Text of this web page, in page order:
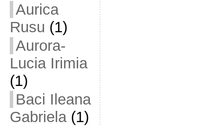
Aurica
Rusu (1)
Aurora-
Lucia Irimia
(1)
Baci Ileana
Gabriela(1)